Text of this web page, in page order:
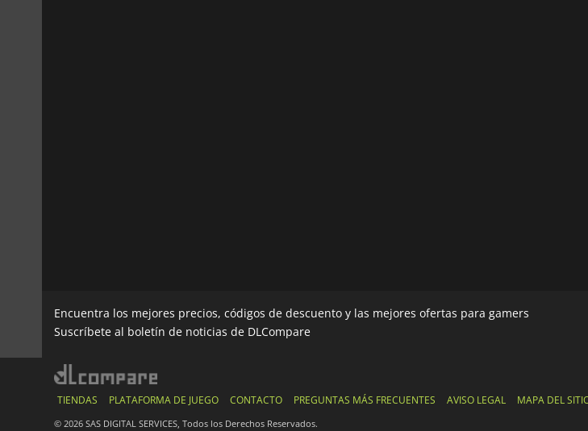
Encuentra los mejores precios, códigos de descuento y las mejores ofertas para gamers
Suscríbete al boletín de noticias de DLCompare
TIENDAS PLATAFORMA DE JUEGO CONTACTO PREGUNTAS MÁS FRECUENTES AVISO LEGAL MAPA DEL
© 2026 SAS DIGITAL SERVICES, Todos los Derechos Reservados.